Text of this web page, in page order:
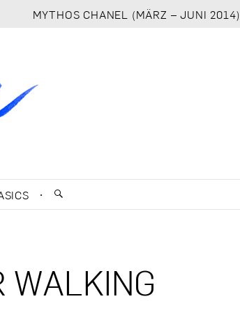
MYTHOS CHANEL (MÄRZ – JUNI 2014)
WALKING